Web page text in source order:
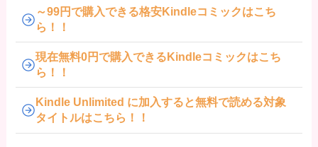
～99円で購入できる格安Kindleコミックはこち
ら！！
現在無料0円で購入できるKindleコミックはこち
ら！！
Kindle Unlimited に加入すると無料で読める対象
タイトルはこちら！！